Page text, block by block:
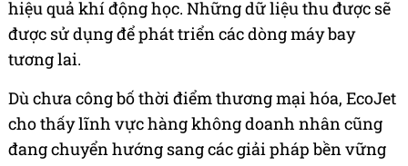
hiệu quả khí động học. Những dữ liệu thu được sẽ
được sử dụng để phát triển các dòng máy bay
tương lai.
Dù chưa công bố thời điểm thương mại hóa, EcoJet
cho thấy lĩnh vực hàng không doanh nhân cũng
đang chuyển hướng sang các giải pháp bền vững